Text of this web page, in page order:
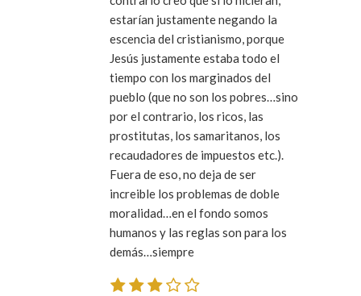
estarían justamente negando la
escencia del cristianismo, porque
Jesús justamente estaba todo el
tiempo con los marginados del
pueblo (que no son los pobres…sino
por el contrario, los ricos, las
prostitutas, los samaritanos, los
recaudadores de impuestos etc.).
Fuera de eso, no deja de ser
increible los problemas de doble
moralidad…en el fondo somos
humanos y las reglas son para los
demás…siempre